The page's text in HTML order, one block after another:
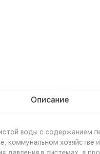
Описание
воды с содержанием
коммунальном хозяйстве